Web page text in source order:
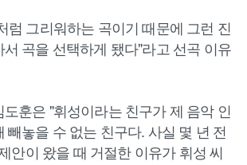
럼 그리워하는 곡이기 때문에 그런 진
곡을 선택하게 됐다"라고 선곡 이유
훈은 "휘성이라는 친구가 제 음악 인
빼놓을 수 없는 친구다. 사실 몇 년 전
안이 왔을 때 거절한 이유가 휘성 씨